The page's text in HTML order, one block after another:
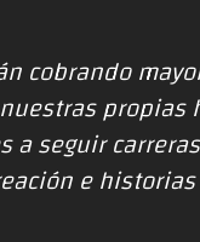
cobrando
a seguir
e